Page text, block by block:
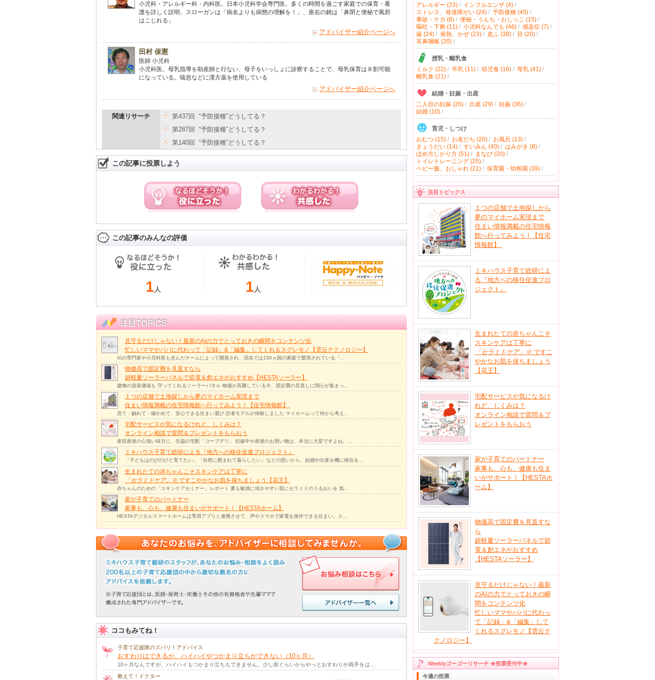
小児科・アレルギー科・内科医。日本小児科学会専門医。多くの時間を過ごす家庭での保育・看
護を詳しく説明。スローガンは「病名よりも病態の理解を！」、座右の銘は「鼻閉と便秘で風邪
はこじれる」
アドバイザー紹介ページへ
田村 保憲
医師 小児科
小児科医。母乳指導を助産師と行ない、母子をいっしょに診察することで、母乳保育は８割可能
になっている。喘息などに漢方薬を使用している
アドバイザー紹介ページへ
関連リサーチ
第437回 “予防接種”どうしてる？
第287回 “予防接種”どうしてる？
第140回 “予防接種”どうしてる？
この記事に投票しよう
この記事のみんなの評価
1 人 1 人
見守るだけじゃない！最新のAIの力でとっておきの瞬間をコンテンツ化
忙しいママやパパに代わって「記録」&「編集」してくれるスグレモノ【雲云テクノロジー】
AIの専門家や小児科医も含んだチームによって開発され、現在では150ヵ国の家庭で愛用されている「…
物価高で固定費を見直すなら
超軽量ソーラーパネルで節電＆創エネがおすすめ【HESTAソーラー】
建物の資産価値も 守ってくれるソーラーパネル 物価が高騰している今、固定費の見直しに関心が集まっ…
１つの店舗で土地探しから夢のマイホーム実現まで
住まい情報満載の住宅情報館へ行ってみよう！【住宅情報館】
見て・触れて・確かめて、安心できる住まい選び 読者モデルが体験しました マイホームって何から考え…
宅配サービスが気になるけれど、しくみは？
オンライン相談で質問＆プレゼントをもらおう
産前産後の心強い味方に、生協の宅配「コープデリ」 妊娠中や産後のお買い物は、本当に大変ですよね。…
ミキハウス子育て総研による『地方への移住促進プロジェクト』
「子どもはのびのびと育てたい」「自然に囲まれて暮らしたい」などの思いから、結婚や出産を機に移住を…
生まれたての赤ちゃんこそスキンケアは丁寧に
「セラミドケア」 ※ですこやかなお肌を保ちましょう【花王】
赤ちゃんのための「スキンケアセミナー」レポート 夏も敏感に傾きやすい肌にセラミドのうるおいを 気…
家が子育てのパートナー
家事も、心も、健康も住まいがサポート！【HESTAホーム】
HESTAデジタルスマートホームは専用アプリと連携させて、声やスマホで家電を操作できる住まい。ス…
ココもみてね！
子育て応援隊のズバリ！アドバイス
おすわりはできるが、ハイハイやつかまり立ちができない（10ヶ月）
10ヶ月なんですが、ハイハイもつかまり立ちもできません。少し前ぐらいからやっとおすわりが両手をは…
教えて！ドクター
アレルギー (23)/ インフルエンザ (4)/
ストレス、発達障がい (24)/ 予防接種 (45)/
事故・ケガ (8)/ 便秘・うんち・おしっこ (15)/
嘔吐・下痢 (11)/ 小児科なんでも (46)/ 感染症 (7)/
歯 (24)/ 発熱、かぜ (23)/ 皮ふ (38)/ 目 (20)/
耳鼻咽喉 (20)/
授乳・離乳食
ミルク (22)/ 卒乳 (11)/ 幼児食 (16)/ 母乳 (41)/
離乳食 (21)/
結婚・妊娠・出産
二人目の妊娠 (26)/ 出産 (29)/ 妊娠 (36)/
結婚 (10)/
育児・しつけ
おむつ (15)/ お友だち (20)/ お風呂 (13)/
きょうだい (14)/ すいみん (40)/ はみがき (8)/
ほめ方しかり方 (51)/ まなび (20)/
トイレトレーニング (25)/
ベビー服、おしゃれ (21)/ 保育園・幼稚園 (39)/
注目トピックス
１つの店舗で土地探しから
夢のマイホーム実現まで
住まい情報満載の住宅情報
館へ行ってみよう！【住宅
情報館】
ミキハウス子育て総研によ
る『地方への移住促進プロ
ジェクト』
生まれたての赤ちゃんこそ
スキンケアは丁寧に
「セラミドケア」 ※ ですこ
やかなお肌を保ちましょう
【花王】
宅配サービスが気になるけ
れど、しくみは？
オンライン相談で質問＆プ
レゼントをもらおう
家が子育てのパートナー
家事も、心も、健康も住ま
いがサポート！【HESTAホ
ーム】
物価高で固定費を見直すな
ら
超軽量ソーラーパネルで節
電＆創エネがおすすめ
【HESTAソーラー】
見守るだけじゃない！最新
のAIの力でとっておきの瞬
間をコンテンツ化
忙しいママやパパに代わっ
て「記録」&「編集」して
くれるスグレモノ【雲云テ
クノロジー】
Weeklyゴーゴーリサーチ ★投票受付中★
今週の投票